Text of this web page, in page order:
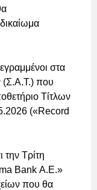
στα
(Σ.Α.Τ.) που
Τίτλων
(«Record
την Τρίτη
Bank Α.Ε.»
που θα